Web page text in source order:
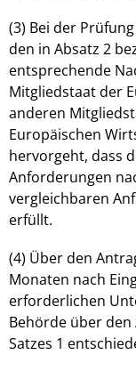
(3) Bei der
den in Absatz 2
entsprechende
Mitgliedstaat der
anderen
Europäischen
hervorgeht, dass
Anforderungen
vergleichbaren
erfüllt.
(4) Über den
Monaten nach
erforderlichen
Behörde über
Satzes 1